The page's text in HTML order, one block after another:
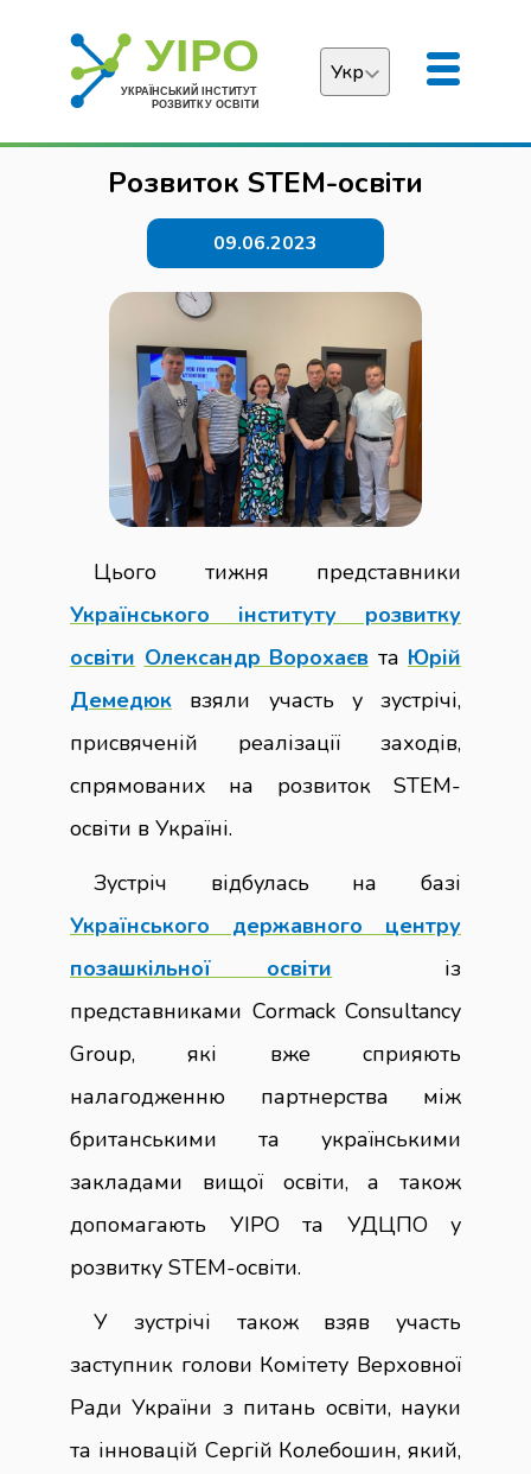
Укр
English
Розвиток STEM-освіти
09.06.2023
Цього тижня представники
Українського інституту розвитку
освіти Олександр Ворохаєв та Юрій
Демедюк взяли участь у зустрічі,
присвяченій реалізації заходів,
спрямованих на розвиток STEM-
освіти в Україні.
Зустріч відбулась на базі
Українського державного центру
позашкільної освіти із
представниками Cormack Consultancy
Group, які вже сприяють
налагодженню партнерства між
британськими та українськими
закладами вищої освіти, а також
допомагають УІРО та УДЦПО у
розвитку STEM-освіти.
У зустрічі також взяв участь
заступник голови Комітету Верховної
Ради України з питань освіти, науки
та інновацій Сергій Колебошин, який,